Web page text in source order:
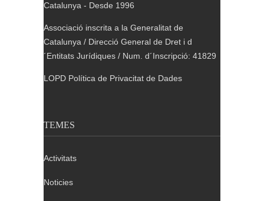
Catalunya - Desde 1996
Associació inscrita a la Generalitat de
Catalunya / Direcció General de Dret i d
´Entitats Jurídiques / Num. d´Inscripció: 41829
LOPD Política de Privacitat de Dades
TEMES
Activitats
Noticies